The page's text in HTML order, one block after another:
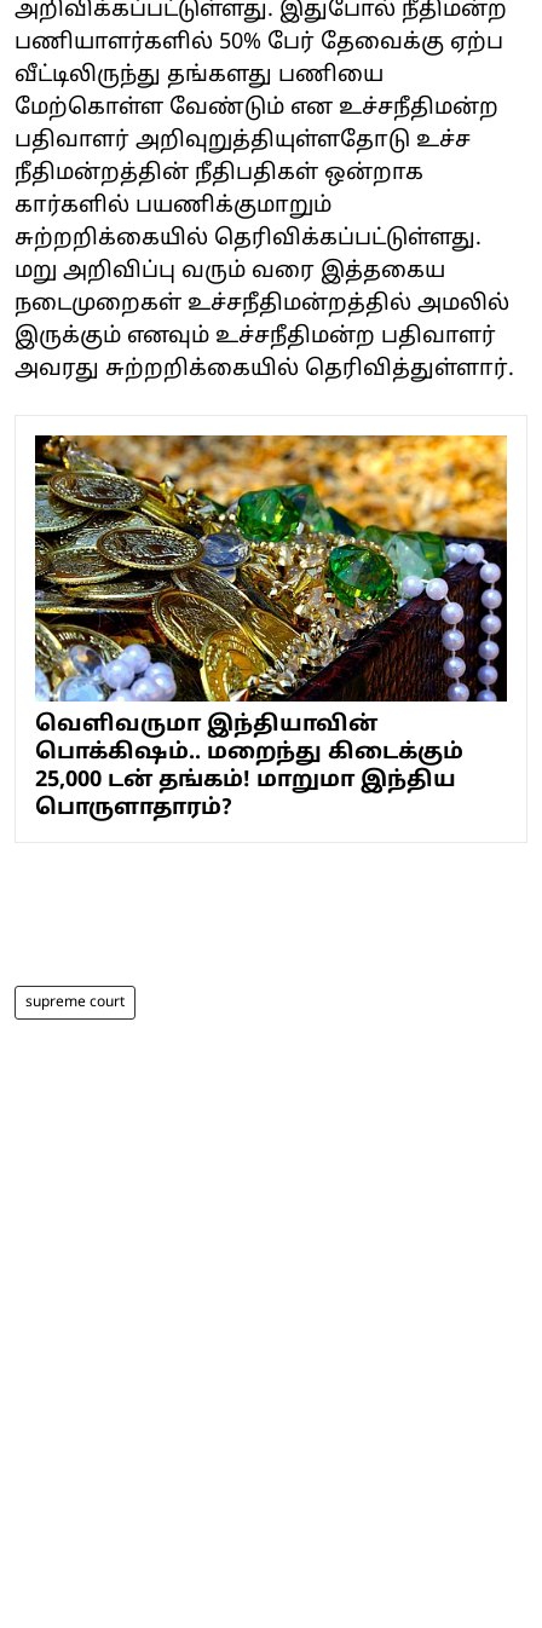
அறிவிக்கப்பட்டுள்ளது. இதுபோல் நீதிமன்ற
பணியாளர்களில் 50% பேர் தேவைக்கு ஏற்ப
வீட்டிலிருந்து தங்களது பணியை
மேற்கொள்ள வேண்டும் என உச்சநீதிமன்ற
பதிவாளர் அறிவுறுத்தியுள்ளதோடு உச்ச
நீதிமன்றத்தின் நீதிபதிகள் ஒன்றாக
கார்களில் பயணிக்குமாறும்
சுற்றறிக்கையில் தெரிவிக்கப்பட்டுள்ளது.
மறு அறிவிப்பு வரும் வரை இத்தகைய
நடைமுறைகள் உச்சநீதிமன்றத்தில் அமலில்
இருக்கும் எனவும் உச்சநீதிமன்ற பதிவாளர்
அவரது சுற்றறிக்கையில் தெரிவித்துள்ளார்.
வெளிவருமா இந்தியாவின்
பொக்கிஷம்.. மறைந்து கிடைக்கும்
25,000 டன் தங்கம்! மாறுமா இந்திய
பொருளாதாரம்?
supreme court